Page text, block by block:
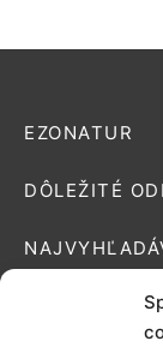
EZONATUR
DÔLEŽITÉ